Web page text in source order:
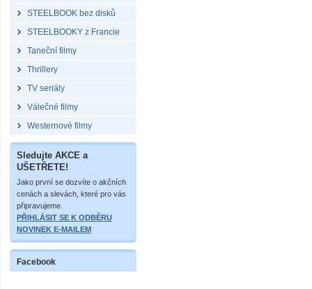
STEELBOOK bez disků
STEELBOOKY z Francie
Taneční filmy
Thrillery
TV seriály
Válečné filmy
Westernové filmy
Sledujte AKCE a
UŠETŘETE!
Jako první se dozvíte o akčních
cenách a slevách, které pro vás
připravujeme.
PŘIHLÁSIT SE K ODBĚRU
NOVINEK E-MAILEM
Facebook